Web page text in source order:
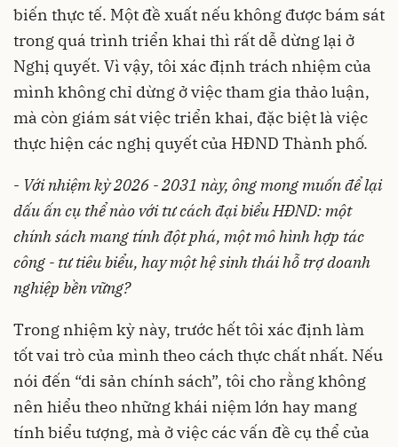
biến thực tế. Một đề xuất nếu không được bám sát
trong quá trình triển khai thì rất dễ dừng lại ở
Nghị quyết. Vì vậy, tôi xác định trách nhiệm của
mình không chỉ dừng ở việc tham gia thảo luận,
mà còn giám sát việc triển khai, đặc biệt là việc
thực hiện các nghị quyết của HĐND Thành phố.
- Với nhiệm kỳ 2026 - 2031 này, ông mong muốn để lại
dấu ấn cụ thể nào với tư cách đại biểu HĐND: một
chính sách mang tính đột phá, một mô hình hợp tác
công - tư tiêu biểu, hay một hệ sinh thái hỗ trợ doanh
nghiệp bền vững?
Trong nhiệm kỳ này, trước hết tôi xác định làm
tốt vai trò của mình theo cách thực chất nhất. Nếu
nói đến “di sản chính sách”, tôi cho rằng không
nên hiểu theo những khái niệm lớn hay mang
tính biểu tượng, mà ở việc các vấn đề cụ thể của